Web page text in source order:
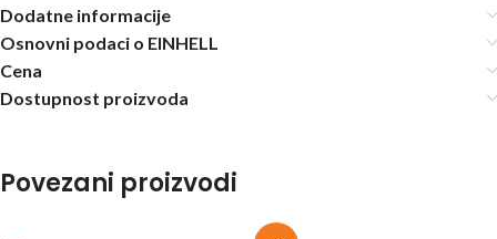
Dodatne informacije
Osnovni podaci o EINHELL
Cena
Dostupnost proizvoda
Povezani proizvodi